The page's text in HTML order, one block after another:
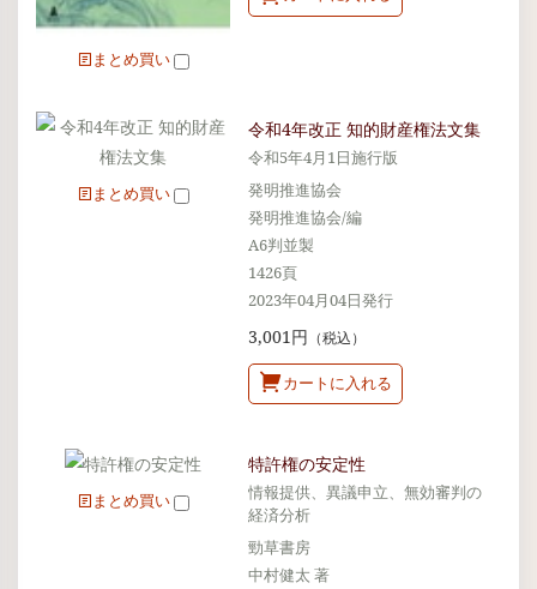
まとめ買い
まとめ買い
令和4年改正 知的財産権法文集
令和5年4月1日施行版
発明推進協会
発明推進協会/編
A6判並製
1426頁
2023年04月04日発行
3,001円 （税込）
カートに入れる
まとめ買い
特許権の安定性
情報提供、異議申立、無効審判の
経済分析
勁草書房
中村健太 著